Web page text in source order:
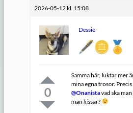
2026-05-12 kl. 15:08
Dessie
0
Samma här, luktar mer
mina egna trosor.
@Onanistavad ska
man kissar?